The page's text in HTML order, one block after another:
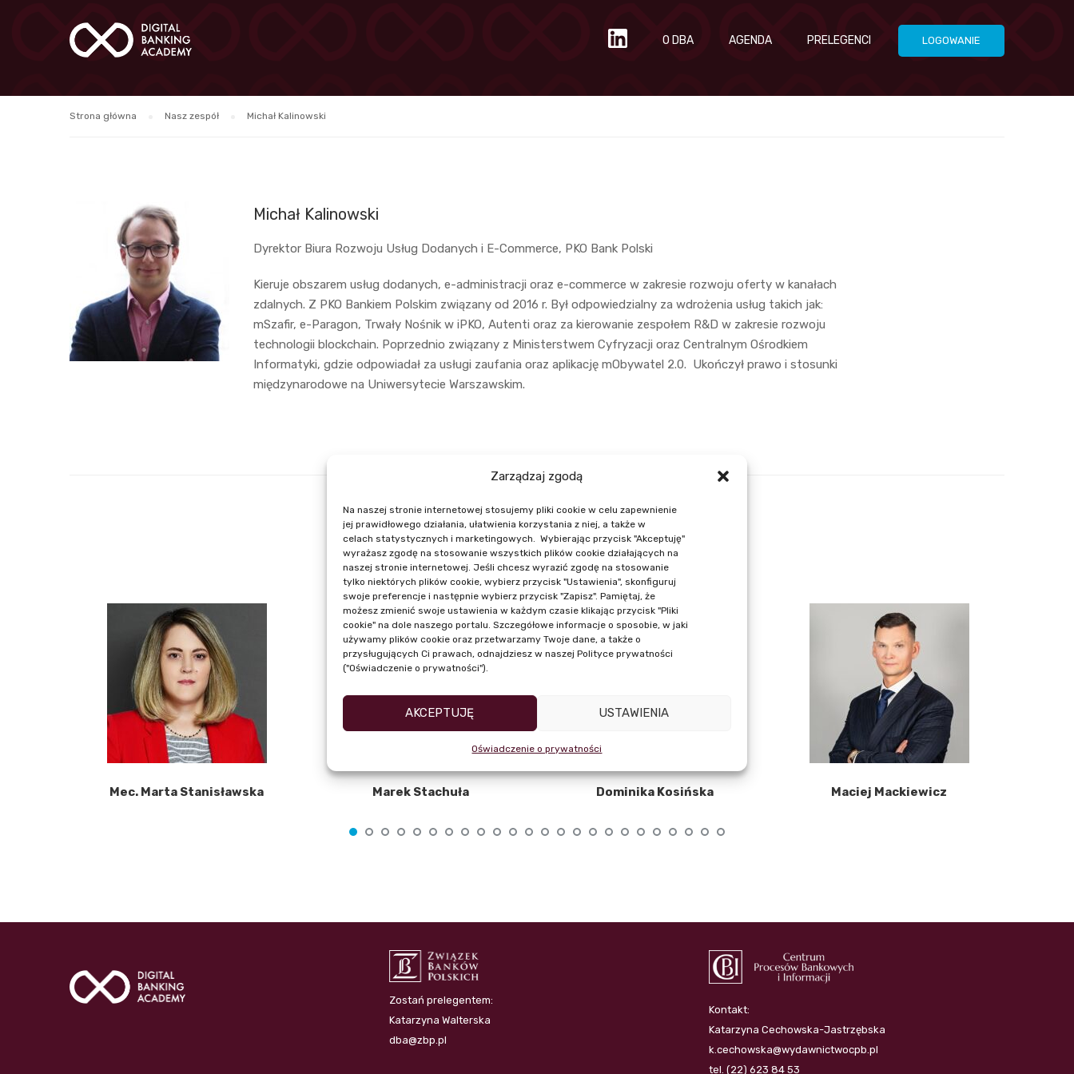
Zarządzaj zgodą
Na naszej stronie internetowej stosujemy pliki cookie w celu zapewnienie
jej prawidłowego działania, ułatwienia korzystania z niej, a także w
celach statystycznych i marketingowych. Wybierając przycisk "Akceptuję"
wyrażasz zgodę na stosowanie wszystkich plików cookie działających na
naszej stronie internetowej. Jeśli chcesz wyrazić zgodę na stosowanie
tylko niektórych plików cookie, wybierz przycisk "Ustawienia", skonfiguruj
swoje preferencje i następnie wybierz przycisk "Zapisz". Pamiętaj, że
możesz zmienić swoje ustawienia w każdym czasie klikając przycisk "Pliki
cookie" na dole naszego portalu. Szczegółowe informacje o sposobie, w jaki
używamy plików cookie oraz przetwarzamy Twoje dane, a także o
przysługujących Ci prawach, odnajdziesz w naszej Polityce prywatności
("Oświadczenie o prywatności").
AKCEPTUJĘ USTAWIENIA
Oświadczenie o prywatności
O DBA AGENDA PRELEGENCI LOGOWANIE
Strona główna Nasz zespół Michał Kalinowski
Michał Kalinowski
Dyrektor Biura Rozwoju Usług Dodanych i E-Commerce, PKO Bank Polski
Kieruje obszarem usług dodanych, e-administracji oraz e-commerce w zakresie rozwoju oferty w kanałach
zdalnych. Z PKO Bankiem Polskim związany od 2016 r. Był odpowiedzialny za wdrożenia usług takich jak:
mSzafir, e-Paragon, Trwały Nośnik w iPKO, Autenti oraz za kierowanie zespołem R&D w zakresie rozwoju
technologii blockchain. Poprzednio związany z Ministerstwem Cyfryzacji oraz Centralnym Ośrodkiem
Informatyki, gdzie odpowiadał za usługi zaufania oraz aplikację mObywatel 2.0. Ukończył prawo i stosunki
międzynarodowe na Uniwersytecie Warszawskim.
NASI PRELEGENCI
Mec. Marta Stanisławska Marek Stachuła Dominika Kosińska Maciej Mackiewicz
Zostań prelegentem:
Katarzyna Walterska
dba@zbp.pl
Kontakt:
Katarzyna Cechowska-Jastrzębska
k.cechowska@wydawnictwocpb.pl
tel. (22) 623 84 53